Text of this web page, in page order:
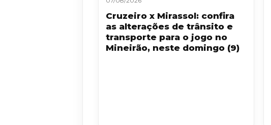
Cruzeiro x Mirassol: confira
as alterações de trânsito e
transporte para o jogo no
Mineirão, neste domingo (9)